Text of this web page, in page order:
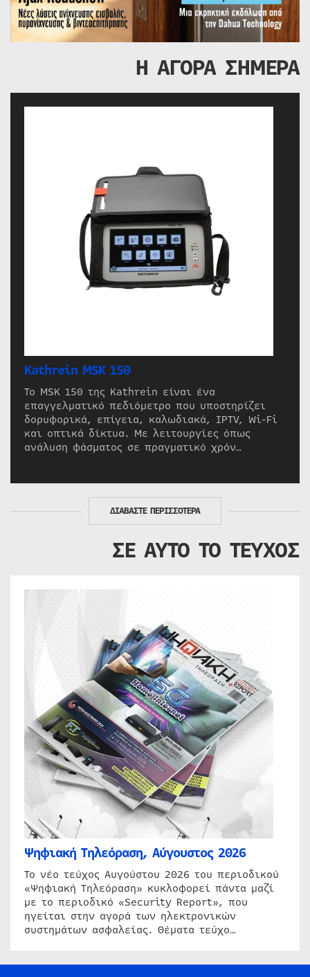
Η ΑΓΟΡΑ ΣΗΜΕΡΑ
Kathrein MSK 150
Το MSK 150 της Kathrein είναι ένα
επαγγελματικό πεδιόμετρο που υποστηρίζει
δορυφορικά, επίγεια, καλωδιακά, IPTV, Wi-Fi
και οπτικά δίκτυα. Με λειτουργίες όπως
ανάλυση φάσματος σε πραγματικό χρόν…
ΔΙΑΒΑΣΤΕ ΠΕΡΙΣΣΟΤΕΡΑ
ΣΕ ΑΥΤΟ ΤΟ ΤΕΥΧΟΣ
Ψηφιακή Τηλεόραση, Αύγουστος 2026
Το νέο τεύχος Αυγούστου 2026 του περιοδικού
«Ψηφιακή Τηλεόραση» κυκλοφορεί πάντα μαζί
με το περιοδικό «Security Report», που
ηγείται στην αγορά των ηλεκτρονικών
συστημάτων ασφαλείας. Θέματα τεύχο…